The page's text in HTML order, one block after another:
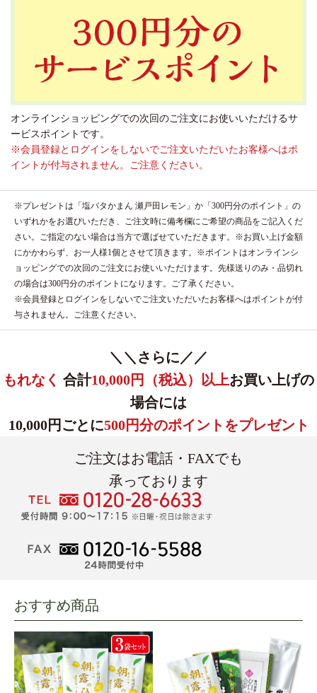
オンラインショッピングでの次回のご注文にお使いいただけるサ
ービスポイントです。
※会員登録とログインをしないでご注文いただいたお客様へはポ
イントが付与されません。ご注意ください。
※プレゼントは「塩バタかまん 瀬戸田レモン」か「300円分のポイント」の
いずれかをお選びいただき、ご注文時に備考欄にご希望の商品をご記入くだ
さい。ご指定のない場合は当方で選ばせていただきます。※お買い上げ金額
にかかわらず、お一人様1個とさせて頂きます。※ポイントはオンラインシ
ョッピングでの次回のご注文にお使いいただけます。先様送りのみ・品切れ
の場合は300円分のポイントになります。ご了承ください。
※会員登録とログインをしないでご注文いただいたお客様へはポイントが付
与されません。ご注意ください。
＼＼さらに／／
もれなく 合計10,000円（税込）以上お買い上げの
場合には
10,000円ごとに500円分のポイントをプレゼント
ご注文はお電話・FAXでも
承っております
おすすめ商品